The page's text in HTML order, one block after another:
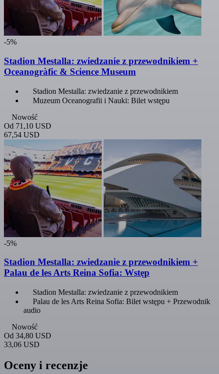
-5%
Stadion Mestalla: zwiedzanie z przewodnikiem +
Oceanogràfic & Science Museum
Stadion Mestalla: zwiedzanie z przewodnikiem
Muzeum Oceanografii i Nauki: Bilet wstępu
Nowość
Od 71,10 USD
67,54 USD
-5%
Stadion Mestalla: zwiedzanie z przewodnikiem +
Palau de les Arts Reina Sofia: Wstęp
Stadion Mestalla: zwiedzanie z przewodnikiem
Palau de les Arts Reina Sofia: Bilet wstępu + Przewodnik
audio
Nowość
Od 34,80 USD
33,06 USD
Oceny i recenzje